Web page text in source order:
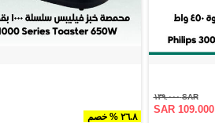
SAR ١٣٩.٠٠٠
SAR 109.000
٢٦.٨ % خصم